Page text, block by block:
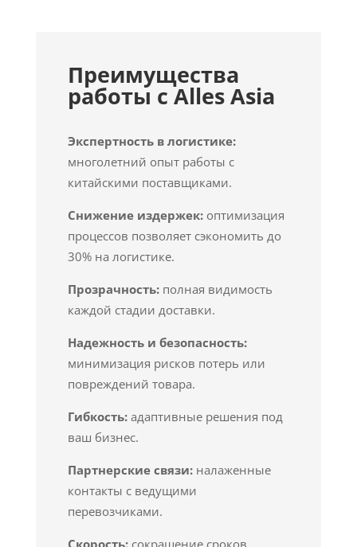
Преимущества
работы с Alles Asia
Экспертность в логистике:
многолетний опыт работы с
китайскими поставщиками.
Снижение издержек:оптимизация
процессов позволяет сэкономить до
30% на логистике.
Прозрачность:полная видимость
каждой стадии доставки.
Надежность и безопасность:
минимизация рисков потерь или
повреждений товара.
Гибкость:адаптивные решения под
ваш бизнес.
Партнерские связи:налаженные
контакты с ведущими
перевозчиками.
Скорость:сокращение сроков